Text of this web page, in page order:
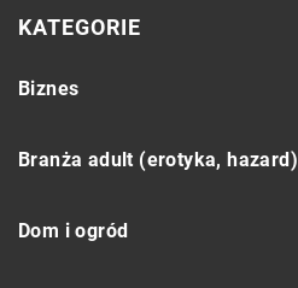
KATEGORIE
Biznes
Branża adult (erotyka, hazard)
Dom i ogród